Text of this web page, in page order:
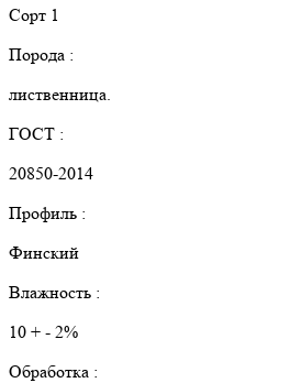
Сорт 1
Порода :
лиственница.
ГОСТ :
20850-2014
Профиль :
Финский
Влажность :
10 + - 2%
Обработка :